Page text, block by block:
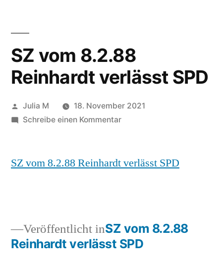
SZ vom 8.2.88
Reinhardt verlässt SPD
Julia M
18. November 2021
Schreibe einen Kommentar
SZ vom 8.2.88 Reinhardt verlässt SPD
Veröffentlicht inSZ vom 8.2.88
Reinhardt verlässt SPD